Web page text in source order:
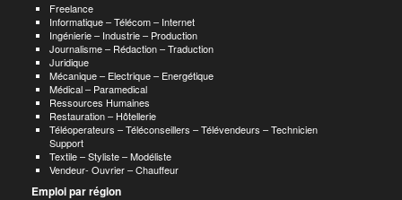
Freelance
Informatique – Télécom – Internet
Ingénierie – Industrie – Production
Journalisme – Rédaction – Traduction
Juridique
Mécanique – Electrique – Energétique
Médical – Paramedical
Ressources Humaines
Restauration – Hôtellerie
Téléoperateurs – Téléconseillers – Télévendeurs – Technicien
Support
Textile – Styliste – Modéliste
Vendeur- Ouvrier – Chauffeur
Emploi par région